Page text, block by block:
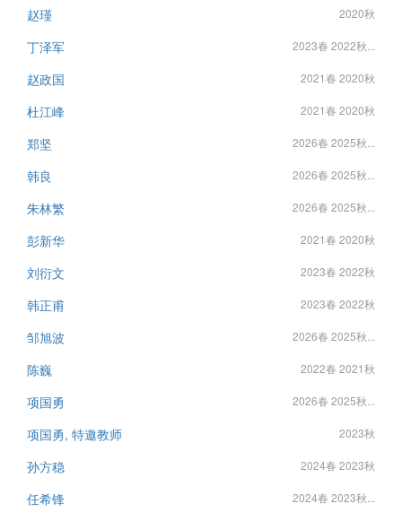
赵瑾 2020秋
丁泽军 2023春 2022秋...
赵政国 2021春 2020秋
杜江峰 2021春 2020秋
郑坚 2026春 2025秋...
韩良 2026春 2025秋...
朱林繁 2026春 2025秋...
彭新华 2021春 2020秋
刘衍文 2023春 2022秋
韩正甫 2023春 2022秋
邹旭波 2026春 2025秋...
陈巍 2022春 2021秋
项国勇 2026春 2025秋...
项国勇, 特邀教师 2023秋
孙方稳 2024春 2023秋
任希锋 2024春 2023秋...